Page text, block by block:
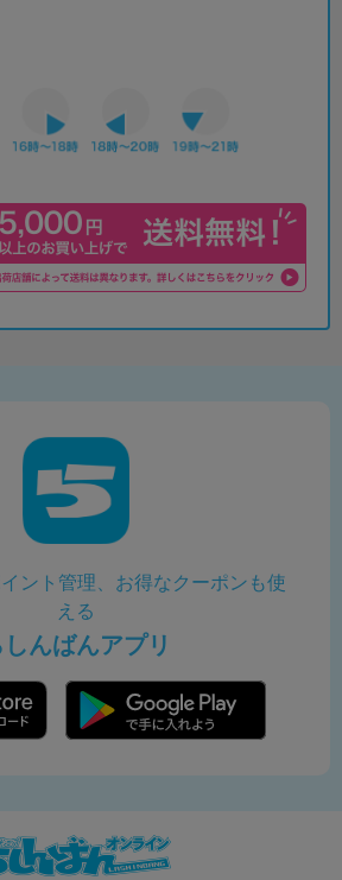
ント管理、お得なクーポンも使
える
しんばんアプリ